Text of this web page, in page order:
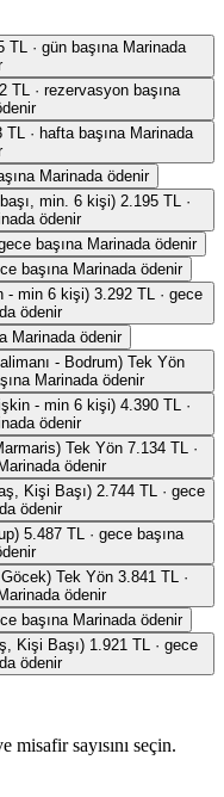
TL · gün başına Marinada
TL · rezervasyon başına
TL · hafta başına Marinada
Marinada ödenir
min. 6 kişi) 2.195 TL ·
ödenir
başına Marinada ödenir
başına Marinada ödenir
- min 6 kişi) 3.292 TL · gece
ödenir
Marinada ödenir
- Bodrum) Tek Yön
Marinada ödenir
- min 6 kişi) 4.390 TL ·
ödenir
Tek Yön 7.134 TL ·
ödenir
Kişi Başı) 2.744 TL · gece
ödenir
5.487 TL · gece başına
Tek Yön 3.841 TL ·
ödenir
başına Marinada ödenir
Kişi Başı) 1.921 TL · gece
ödenir
misafir sayısını seçin.